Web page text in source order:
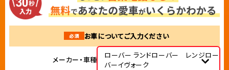
必須 お車についてご入力ください
メーカー・車種
ローバー ランドローバー レンジロー
バーイヴォーク